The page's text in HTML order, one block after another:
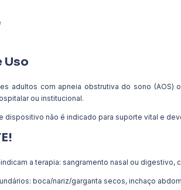
Uso
adultos com apneia obstrutiva do sono
ou institucional.
dispositivo não é indicado para suporte vital e
a terapia: sangramento nasal ou digestivo,
boca/nariz/garganta secos, inchaço